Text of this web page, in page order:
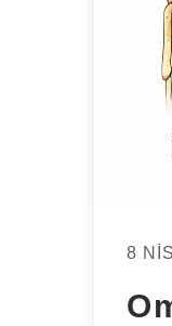
8 NIS